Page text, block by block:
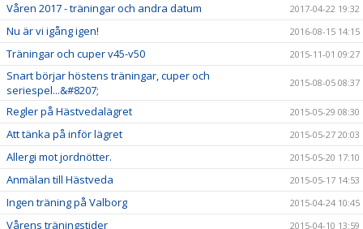
Våren 2017 - träningar och andra datum 2017-04-22 19:32
Nu är vi igång igen! 2016-08-15 14:15
Träningar och cuper v45-v50 2015-11-01 09:27
Snart börjar höstens träningar, cuper och
seriespel...&#8207;
2015-08-05 08:37
Regler på Hästvedalägret 2015-05-29 08:30
Att tänka på inför lägret 2015-05-27 20:03
Allergi mot jordnötter. 2015-05-20 17:10
Anmälan till Hästveda 2015-05-17 14:53
Ingen träning på Valborg 2015-04-24 10:45
Vårens träningstider 2015-04-10 13:59